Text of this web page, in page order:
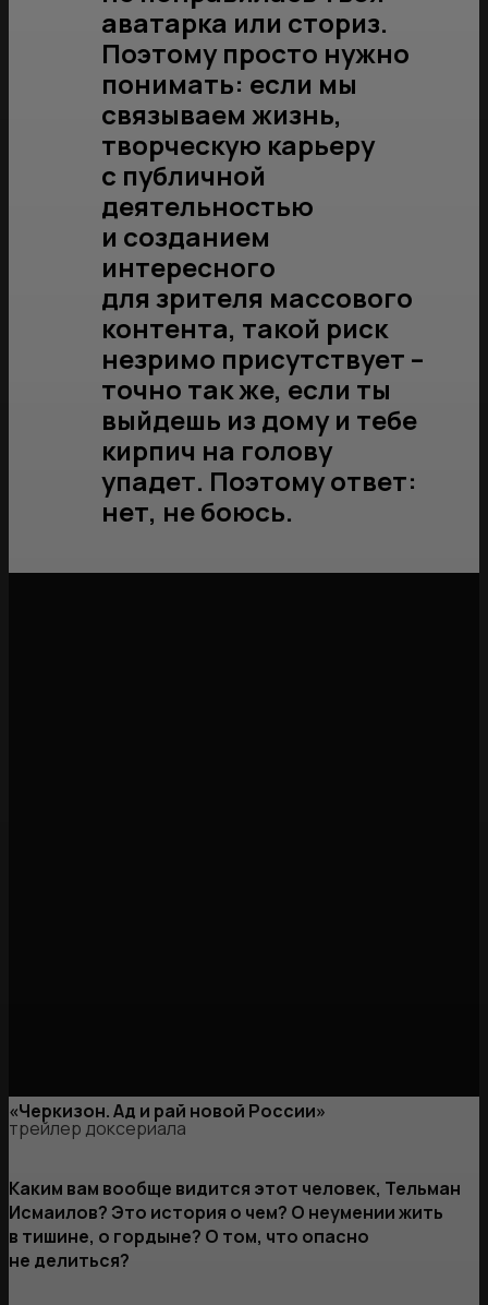
аватарка или сториз.
Поэтому просто нужно
понимать: если мы
связываем жизнь,
творческую карьеру
с публичной
деятельностью
и созданием
интересного
для зрителя массового
контента, такой риск
незримо присутствует –
точно так же, если ты
выйдешь из дому и тебе
кирпич на голову
упадет. Поэтому ответ:
нет, не боюсь.
«Черкизон. Ад и рай новой России»
трейлер доксериала
Каким вам вообще видится этот человек, Тельман
Исмаилов? Это история о чем? О неумении жить
в тишине, о гордыне? О том, что опасно
не делиться?